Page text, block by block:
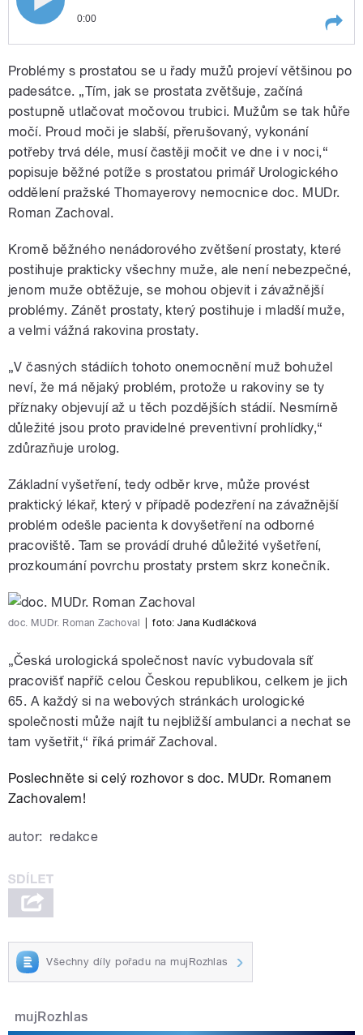
pause
0:00
jsou dvě. Operace a ozařování.
Každá má své výhody a
Problémy s prostatou se u řady mužů projeví většinou po
padesátce. „Tím, jak se prostata zvětšuje, začíná
postupně utlačovat močovou trubici. Mužům se tak hůře
močí. Proud moči je slabší, přerušovaný, vykonání
potřeby trvá déle, musí častěji močit ve dne i v noci,“
popisuje běžné potíže s prostatou primář Urologického
oddělení pražské Thomayerovy nemocnice doc. MUDr.
Roman Zachoval.
Kromě běžného nenádorového zvětšení prostaty, které
postihuje prakticky všechny muže, ale není nebezpečné,
jenom muže obtěžuje, se mohou objevit i závažnější
problémy. Zánět prostaty, který postihuje i mladší muže,
a velmi vážná rakovina prostaty.
„V časných stádiích tohoto onemocnění muž bohužel
neví, že má nějaký problém, protože u rakoviny se ty
příznaky objevují až u těch pozdějších stádií. Nesmírně
důležité jsou proto pravidelné preventivní prohlídky,“
zdůrazňuje urolog.
Základní vyšetření, tedy odběr krve, může provést
praktický lékař, který v případě podezření na závažnější
problém odešle pacienta k dovyšetření na odborné
pracoviště. Tam se provádí druhé důležité vyšetření,
prozkoumání povrchu prostaty prstem skrz konečník.
doc. MUDr. Roman Zachoval foto:Jana Kudláčková
„Česká urologická společnost navíc vybudovala síť
pracovišť napříč celou Českou republikou, celkem je jich
65. A každý si na webových stránkách urologické
společnosti může najít tu nejbližší ambulanci a nechat se
tam vyšetřit,“ říká primář Zachoval.
Poslechněte si celý rozhovor s doc. MUDr. Romanem
Zachovalem!
autor: redakce
Všechny díly pořadu na mujRozhlas
mujRozhlas